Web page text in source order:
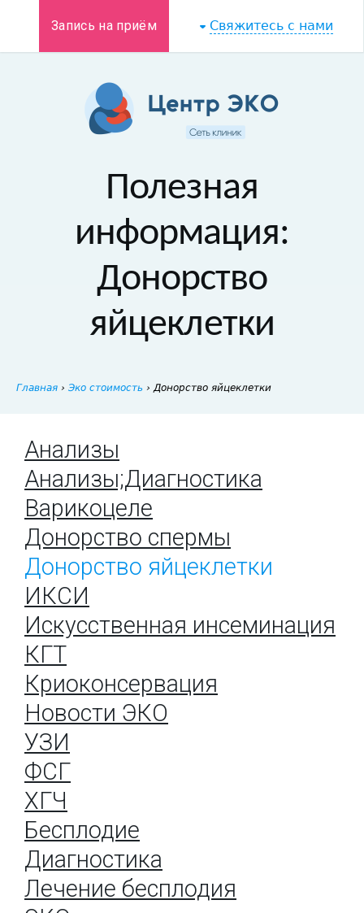
Свяжитесь с нами
Запись на приём
Полезная
информация:
Донорство
яйцеклетки
Главная › Эко стоимость › Донорство яйцеклетки
Анализы
Анализы;Диагностика
Варикоцеле
Донорство спермы
Донорство яйцеклетки
ИКСИ
Искусственная инсеминация
КГТ
Криоконсервация
Новости ЭКО
УЗИ
ФСГ
ХГЧ
Бесплодие
Диагностика
Лечение бесплодия